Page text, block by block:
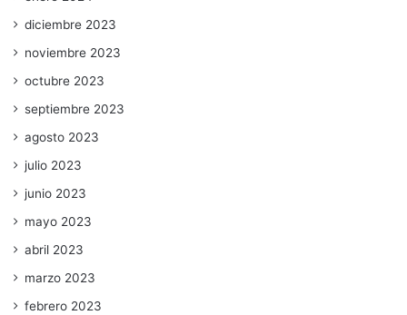
diciembre 2023
noviembre 2023
octubre 2023
septiembre 2023
agosto 2023
julio 2023
junio 2023
mayo 2023
abril 2023
marzo 2023
febrero 2023